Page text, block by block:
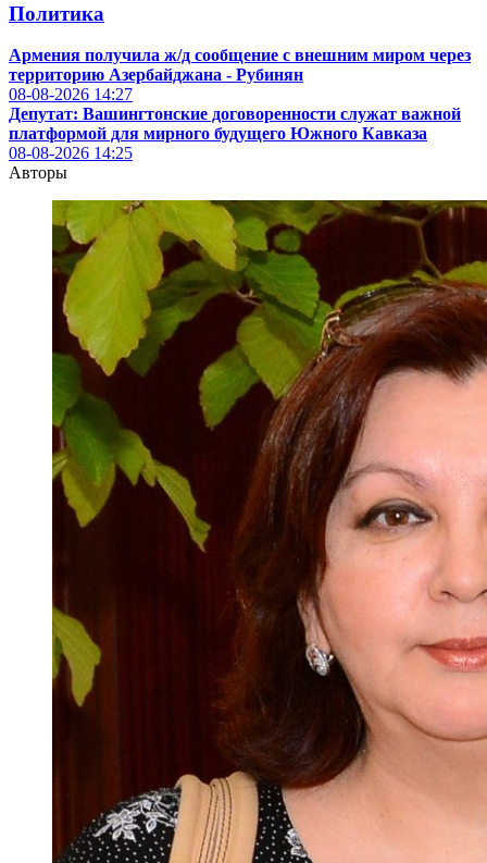
Политика
Армения получила ж/д сообщение с внешним миром через
территорию Азербайджана - Рубинян
08-08-2026 14:27
Депутат: Вашингтонские договоренности служат важной
платформой для мирного будущего Южного Кавказа
08-08-2026 14:25
Авторы